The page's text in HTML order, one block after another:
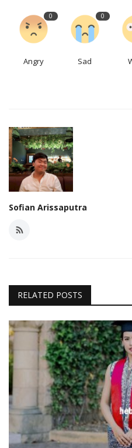
0
Angry
0
Sad
Sofian Arissaputra
RELATED POSTS